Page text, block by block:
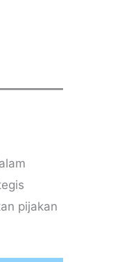
pijakan